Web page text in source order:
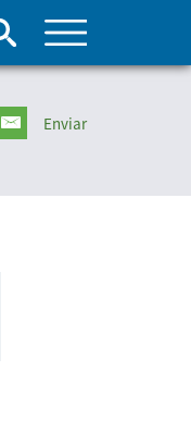
Enviar